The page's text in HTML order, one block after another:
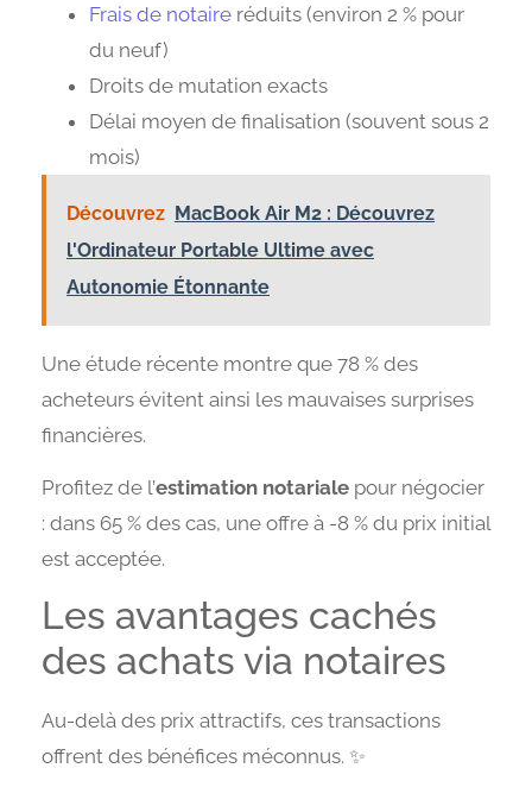
Frais de notaire réduits (environ 2 % pour
du neuf)
Droits de mutation exacts
Délai moyen de finalisation (souvent sous 2
mois)
Découvrez MacBook Air M2 : Découvrez
l'Ordinateur Portable Ultime avec
Autonomie Étonnante
Une étude récente montre que 78 % des
acheteurs évitent ainsi les mauvaises surprises
financières.
Profitez de l’estimation notariale pour négocier
: dans 65 % des cas, une offre à -8 % du prix initial
est acceptée.
Les avantages cachés
des achats via notaires
Au-delà des prix attractifs, ces transactions
offrent des bénéfices méconnus. ✨